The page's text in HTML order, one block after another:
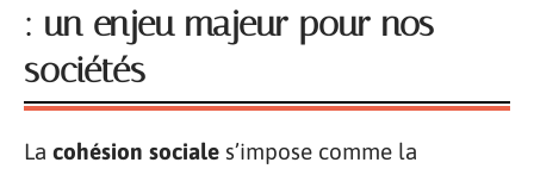
: un enjeu majeur pour nos
sociétés
La cohésion sociale s’impose comme la